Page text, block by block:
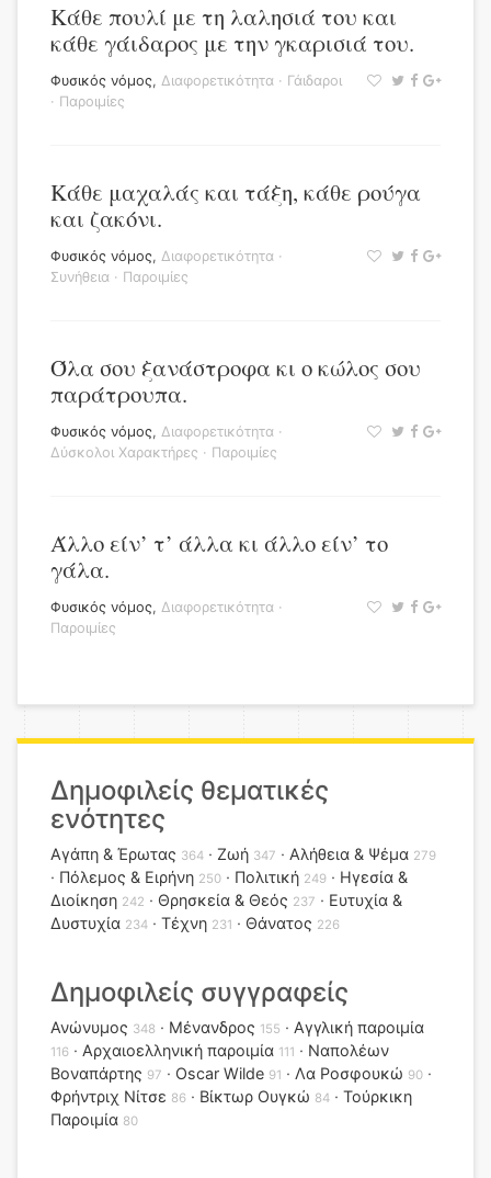
Κάθε πουλί με τη λαλησιά του και
κάθε γάιδαρος με την γκαρισιά του.
Φυσικός νόμος, Διαφορετικότητα · Γάιδαροι
· Παροιμίες
Κάθε μαχαλάς και τάξη, κάθε ρούγα
και ζακόνι.
Φυσικός νόμος, Διαφορετικότητα ·
Συνήθεια · Παροιμίες
Όλα σου ξανάστροφα κι ο κώλος σου
παράτρουπα.
Φυσικός νόμος, Διαφορετικότητα ·
Δύσκολοι Χαρακτήρες · Παροιμίες
Άλλο είν’ τ’ άλλα κι άλλο είν’ το
γάλα.
Φυσικός νόμος, Διαφορετικότητα ·
Παροιμίες
Δημοφιλείς θεματικές
ενότητες
Αγάπη & Έρωτας 364 Ζωή 347 Αλήθεια & Ψέμα 279
Πόλεμος & Ειρήνη 250 Πολιτική 249
Ηγεσία &
Διοίκηση 242 Θρησκεία & Θεός 237
Ευτυχία &
Δυστυχία 234 Τέχνη 231 Θάνατος 226
Δημοφιλείς συγγραφείς
Ανώνυμος 348 Μένανδρος 155 Αγγλική παροιμία
116 Αρχαιοελληνική παροιμία 111
Ναπολέων
Βοναπάρτης 97 Oscar Wilde 91 Λα Ροσφουκώ 90
Φρήντριχ Νίτσε 86 Βίκτωρ Ουγκώ 84
Τούρκικη
Παροιμία 80